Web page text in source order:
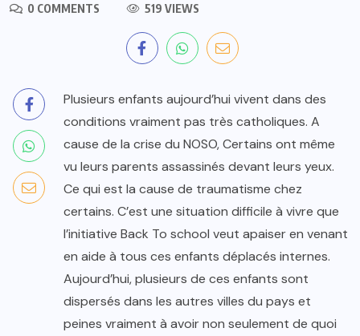
0 COMMENTS
519 VIEWS
Plusieurs enfants aujourd’hui vivent dans des
conditions vraiment pas très catholiques. A
cause de la crise du NOSO, Certains ont même
vu leurs parents assassinés devant leurs yeux.
Ce qui est la cause de traumatisme chez
certains. C’est une situation difficile à vivre que
l’initiative Back To school veut apaiser en venant
en aide à tous ces enfants déplacés internes.
Aujourd’hui, plusieurs de ces enfants sont
dispersés dans les autres villes du pays et
peines vraiment à avoir non seulement de quoi